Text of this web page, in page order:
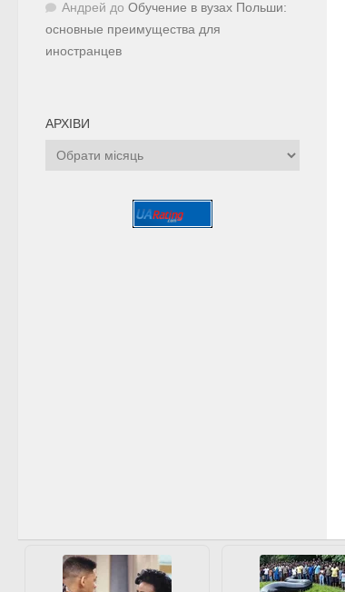
Андрей до Обучение в вузах Польши:
основные преимущества для
иностранцев
АРХІВИ
Архіви